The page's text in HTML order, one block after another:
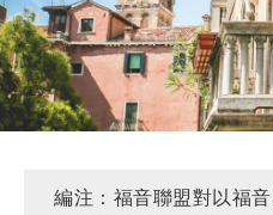
編注：福音聯盟對以福